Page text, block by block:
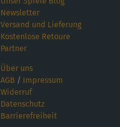
Newsletter
Versand und Lieferung
Kostenlose Retoure
Partner
Über uns
AGB / Impressum
Widerruf
Datenschutz
Barrierefreiheit